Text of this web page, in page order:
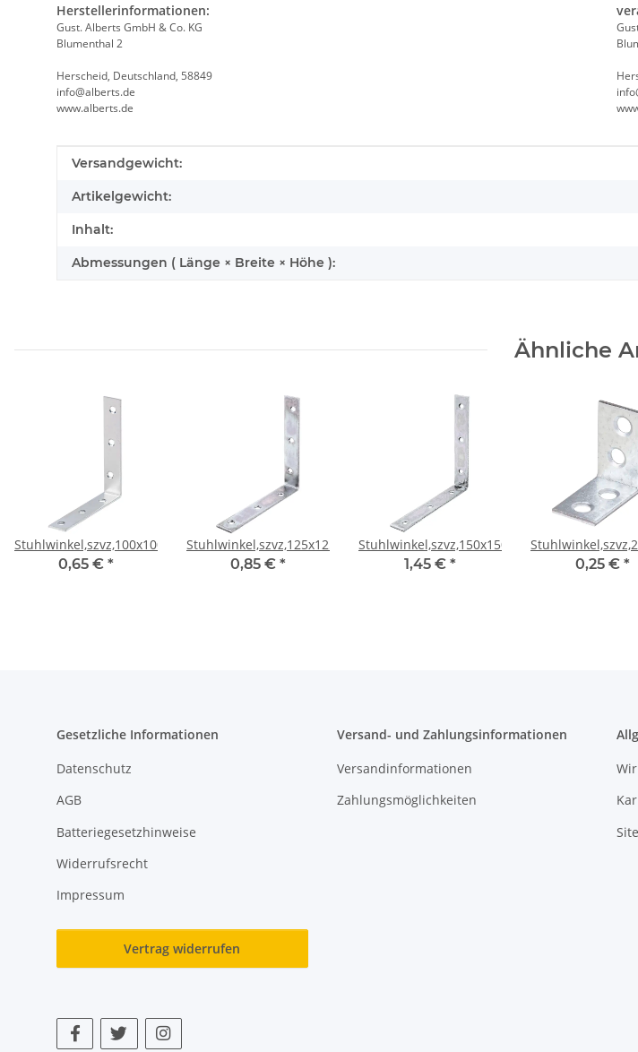
Herstellerinformationen:
Gust. Alberts GmbH & Co. KG
Blumenthal 2
Herscheid, Deutschland, 58849
info@alberts.de
www.alberts.de
Produkteigenschaft
Wert
Versandgewicht:
Artikelgewicht:
Inhalt:
Abmessungen ( Länge × Breite × Höhe ):
Ähnliche
Stuhlwinkel,szvz,100x100x19CF
0,65 € *
Stuhlwinkel,szvz,125x125x22CF
0,85 € *
Stuhlwinkel,szvz,150x150x25
1,45 € *
0,25 € *
Gesetzliche Informationen
Datenschutz
AGB
Batteriegesetzhinweise
Widerrufsrecht
Impressum
Vertrag widerrufen
Versand- und Zahlungsinformationen
Versandinformationen
Zahlungsmöglichkeiten